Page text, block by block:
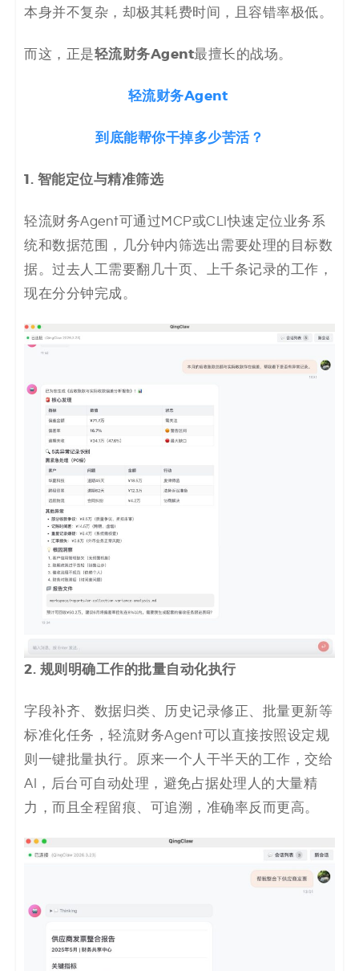
本身并不复杂，却极其耗费时间，且容错率极低。
而这，正是轻流财务Agent最擅长的战场。
轻流财务Agent
到底能帮你干掉多少苦活？
1. 智能定位与精准筛选
轻流财务Agent可通过MCP或CLI快速定位业务系
统和数据范围，几分钟内筛选出需要处理的目标数
据。过去人工需要翻几十页、上千条记录的工作，
现在分分钟完成。
2. 规则明确工作的批量自动化执行
字段补齐、数据归类、历史记录修正、批量更新等
标准化任务，轻流财务Agent可以直接按照设定规
则一键批量执行。原来一个人干半天的工作，交给
AI，后台可自动处理，避免占据处理人的大量精
力，而且全程留痕、可追溯，准确率反而更高。